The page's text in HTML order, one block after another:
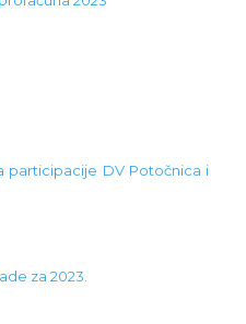
participacije DV Potočnica i
za 2023.